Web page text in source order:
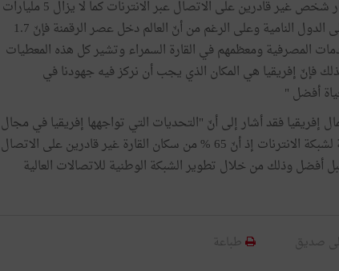
لكن ما يزال قرابة نصف سكان العالم أي حوالي 3.8 مليار شخص غير قادرين على الاتصال عبر الانترنات كما لا يزال 5 مليارات
شخص لا يمتلكون هواتف ذكية إلى يومنا هذا وبالنظر إلى الدول النامية وعلى الرغم من أنّ العالم دخل عصر الرقمنة فإنّ 1.7
المصرفية ومعظمهم في القارة السمراء وتشير كل هذه المعطيات
فإنّ إفريقيا هي المكان الذي يجب أن نركز فيه جهودنا في
أفضل "
فقد أشار إلى أنّ "التحديات التي تواجهها إفريقيا في مجال
الرقمنة تعتبر خطيرة ولعل أبرزها نسبة التغطية الضعيفة لشبكة الانترنات إذ أنّ 65 % من سكان القارة غير قادرين على الاتصال
أفضل وذلك من خلال تطوير الشبكة الوطنية للاتصالات العالية
صديق طباعة